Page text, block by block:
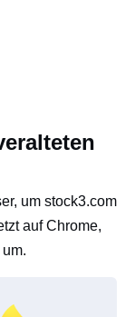
um stock3.com
auf Chrome,